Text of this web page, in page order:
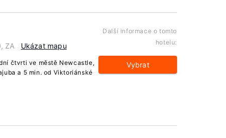
ZA Ukázat mapu
čtvrti ve městě Newcastle,
a 5 min. od Viktoriánské
Další informace o tomto
hotelu:
Vybrat